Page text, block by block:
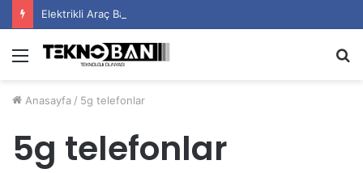
Elektrikli Araç Bataryalarının Ömrü Nasıl Uzatılır?
Menü
Anasayfa / 5g telefonlar
5g telefonlar